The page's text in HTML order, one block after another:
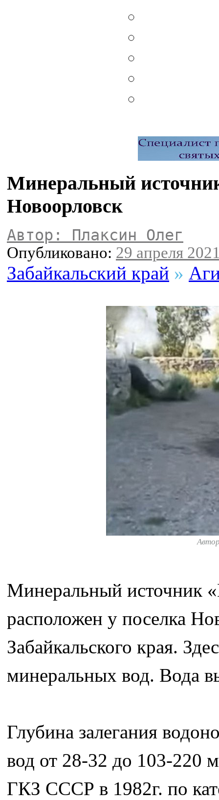
Минеральный
Новоорловск
Автор: Плаксин Олег
Опубликовано: 29 апреля
Забайкальский край »
Минеральный источник
расположен у поселка
Забайкальского края.
минеральных вод. Вода
Глубина залегания
вод от 28-32 до 103-220
ГКЗ СССР в 1982г. по